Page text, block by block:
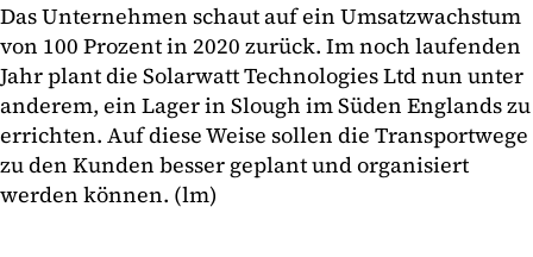
Das Unternehmen schaut auf ein Umsatzwachstum
von 100 Prozent in 2020 zurück. Im noch laufenden
Jahr plant die Solarwatt Technologies Ltd nun unter
anderem, ein Lager in Slough im Süden Englands zu
errichten. Auf diese Weise sollen die Transportwege
zu den Kunden besser geplant und organisiert
werden können. (lm)